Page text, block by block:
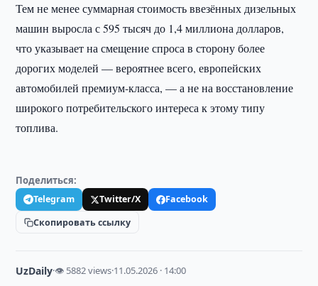
Тем не менее суммарная стоимость ввезённых дизельных
машин выросла с 595 тысяч до 1,4 миллиона долларов,
что указывает на смещение спроса в сторону более
дорогих моделей — вероятнее всего, европейских
автомобилей премиум-класса, — а не на восстановление
широкого потребительского интереса к этому типу
топлива.
Поделиться:
Telegram Twitter/X
Facebook
Скопировать ссылку
UzDaily·👁 5882 views·11.05.2026 · 14:00